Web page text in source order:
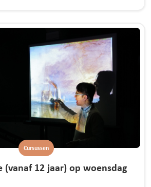
Cursussen
(vanaf 12 jaar) op woensdag